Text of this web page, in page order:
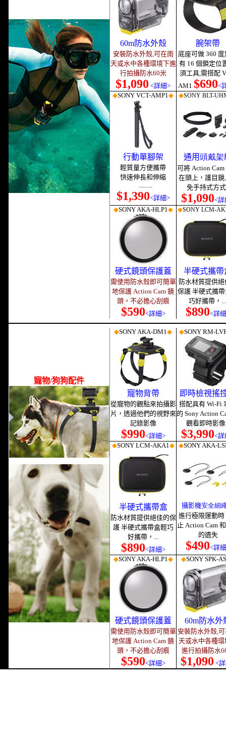
60m防水外殼
安裝防水外殼,可在雨
天或水中各種環境下進
行拍攝防水60米
$1,090 <詳細>
腕架帶
底座可做 360
有 16 個鎖定位
須工具,需搭配
AM1 $690<
◆SONY VCT-AMP1◆
行動單腳架
輕質量方便攜帶
快速伸長和伸縮
.........
$1,390<詳細>
◆SONY BLT-
通用頭戴架
可將 Action Cam
在頭上，護目鏡
免手持式方
$1,090<詳
◆SONY AKA-HLP1◆
硬式鏡頭保護蓋
需使用防水殼即可簡單
地保護 Action Cam 鏡
頭，不必擔心刮痕
$590<詳細>
◆SONY LCM-
半硬式攜帶
防水材質提供絕
保護 半硬式攜
巧好攜帶，
$890<詳
寵物/狗狗配件
◆SONY AKA-DM1◆
寵物背帶
從寵物的觀點來拍攝影
片，透過他們的視野來
記錄影像
$990<詳細>
◆SONY RM-
即時檢視搖
搭配具有 Wi-Fi
的 Sony Action
觀看即時影像
$3,990<詳
◆SONY LCM-AKA1◆
半硬式攜帶盒
防水材質提供絕佳的保
護 半硬式攜帶盒輕巧
好攜帶，...
$890<詳細>
◆SONY AKA-
攝影機安全細
進行極限運動時
止 Action Cam
的遺失
$490<詳
◆SONY AKA-HLP1◆
硬式鏡頭保護蓋
需使用防水殼即可簡單
地保護 Action Cam 鏡
頭，不必擔心刮痕
$590<詳細>
◆SONY SPK-
60m防水外
安裝防水外殼,
天或水中各種環
進行拍攝防水
$1,090 <